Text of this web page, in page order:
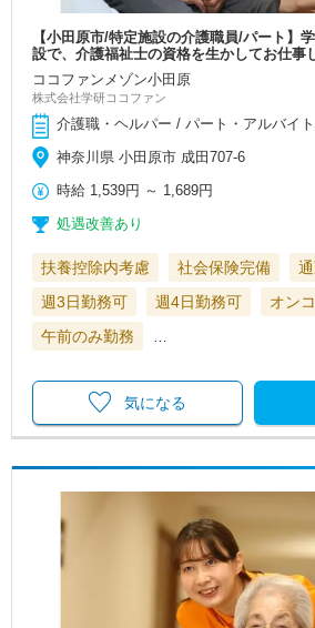
【小田原市/特定施設の介護職員/パート】
設で、介護福祉士の資格を生かしてお仕事
ココファンメゾン小田原
株式会社学研ココファン
介護職・ヘルパー / パート・アルバイト
神奈川県 小田原市 成田707-6
時給 1,539円 ～ 1,689円
処遇改善あり
扶養控除内考慮 社会保険完備
週3日勤務可
週4日勤務可
オン
午前のみ勤務
気になる